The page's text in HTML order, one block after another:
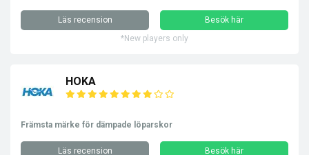
Läs recension
Besök här
*New players only
HOKA
Främsta märke för dämpade löparskor
Läs recension Besök här